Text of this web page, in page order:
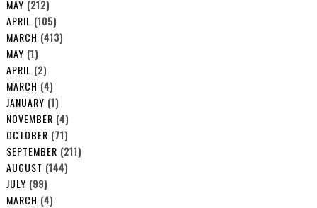
MAY (212)
APRIL (105)
MARCH (413)
MAY (1)
APRIL (2)
MARCH (4)
JANUARY (1)
NOVEMBER (4)
OCTOBER (71)
SEPTEMBER (211)
AUGUST (144)
JULY (99)
MARCH (4)